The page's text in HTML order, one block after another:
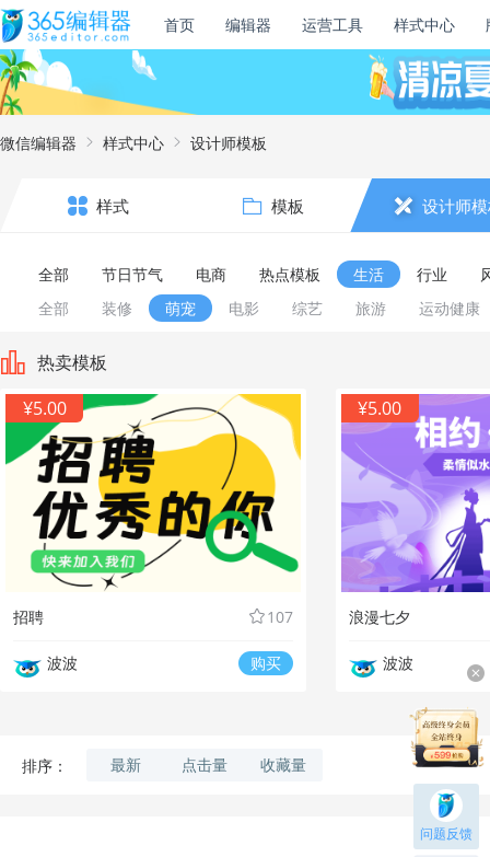
首页 编辑器 运营工具 样式中心
微信编辑器 样式中心 设计师模板
样式 模板 设计师
全部 节日节气 电商 热点模板
生活
全部
装修 萌宠 电影 综艺 旅游 运动健康
行业
热卖模板
¥5.00
招聘 107
波波 购买
¥5.00
浪漫七夕
波波
排序： 最新 点击量 收藏量
问题反馈